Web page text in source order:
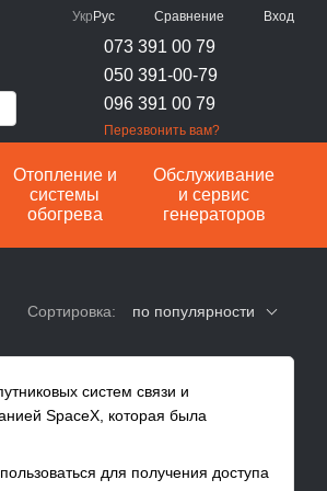
Укр Рус Сравнение Вход
073 391 00 79
050 391-00-79
096 391 00 79
Перезвонить вам?
Отопление и
системы
обогрева
Обслуживание
и сервис
генераторов
Сортировка: по популярности
систем связи и
SpaceX, которая была
для получения доступа